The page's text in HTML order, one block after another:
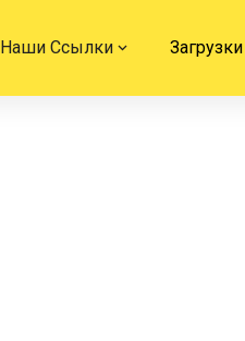
Наши Ссылки Загрузки